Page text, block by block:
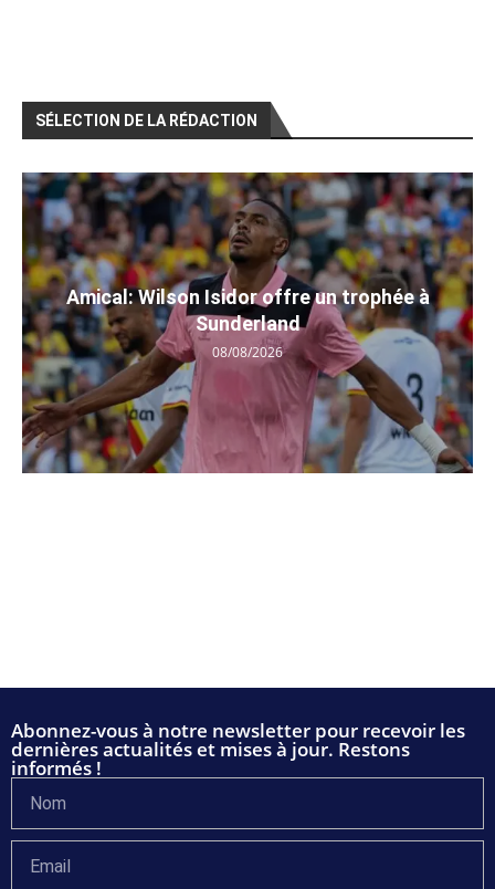
SÉLECTION DE LA RÉDACTION
Amical: Wilson Isidor offre un trophée à
Sunderland
08/08/2026
Abonnez-vous à notre newsletter pour recevoir les
dernières actualités et mises à jour. Restons
informés !